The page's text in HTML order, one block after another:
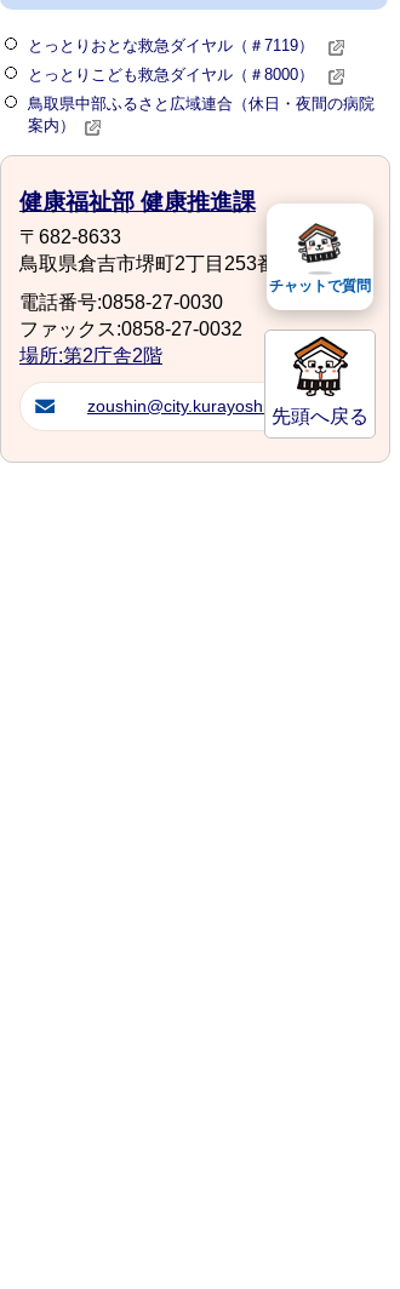
とっとりおとな救急ダイヤル（＃7119）
とっとりこども救急ダイヤル（＃8000）
鳥取県中部ふるさと広域連合（休日・夜間の病院
案内）
健康福祉部 健康推進課
〒682-8633
鳥取県倉吉市堺町2丁目253番地1
電話番号:0858-27-0030
ファックス:0858-27-0032
場所:第2庁舎2階
zoushin@city.kurayoshi.lg.jp先頭へ戻る
チャットで質問